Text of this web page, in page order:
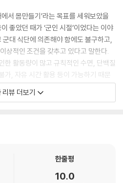
서 몸만들기’라는 목표를 세워보았을
좋았던 때가 ‘군인 시절’이었다는 이야
대 식단에 의존해야 함에도 불구하고,
상적인 조건을 갖추고 있다고 말한다.
한 활동량이 많고 규칙적인 수면, 단백질
가, 자유 시간 활용 등이 가능하기 때문
된 공간에서 주어진 조건만으로 충분히
핵심 내용이다.
동과 단순한 도구를 사용해서 몸만들기
턴에 효과적인 운동 프로그램이 더해진
리뷰 더보기
한줄평
10.0